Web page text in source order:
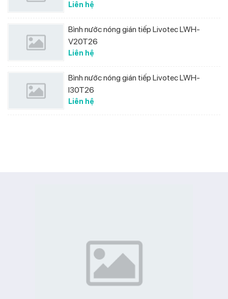
Liên hệ
Bình nước nóng gián tiếp Livotec LWH-
V20T26
Liên hệ
Bình nước nóng gián tiếp Livotec LWH-
I30T26
Liên hệ